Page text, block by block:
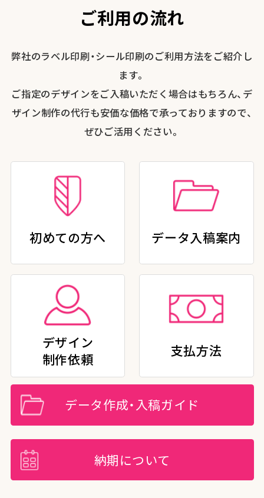
ご利用の流れ
弊社のラベル印刷・シール印刷のご利用方法をご紹介し
ます。
ご指定のデザインをご入稿いただく場合はもちろん、デ
ザイン制作の代行も安価な価格で承っておりますので、
ぜひご活用ください。
初めての方へ データ入稿案内
デザイン
制作依頼
支払方法
データ作成・入稿ガイド
納期について